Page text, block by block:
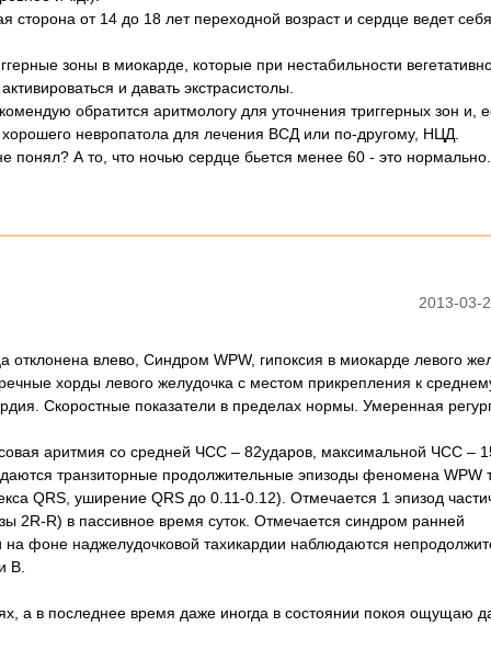
сторона от 14 до 18 лет переходной возраст и сердце ведет
зоны в миокарде, которые при нестабильности
и давать экстрасистолы.
обратится аритмологу для уточнения триггерных зон и,
невропатола для лечения ВСД или по-другому, НЦД.
понял? А то, что ночью сердце бьется менее 60 - это нормально.
2013-03-
влево, Синдром WPW, гипоксия в миокарде левого
хорды левого желудочка с местом прикрепления к
Скоростные показатели в пределах нормы. Умеренная
аритмия со средней ЧСС – 82ударов, максимальной ЧСС –
транзиторные продолжительные эпизоды феномена WPW
QRS, уширение QRS до 0.11-0.12). Отмечается 1 эпизод
2R-R) в пассивное время суток. Отмечается синдром ранней
фоне наджелудочковой тахикардии наблюдаются
В.
а в последнее время даже иногда в состоянии покоя ощущаю